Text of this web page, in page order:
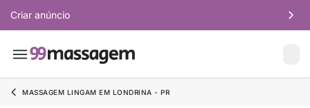
Criar anúncio
MASSAGEM LINGAM EM LONDRINA - PR